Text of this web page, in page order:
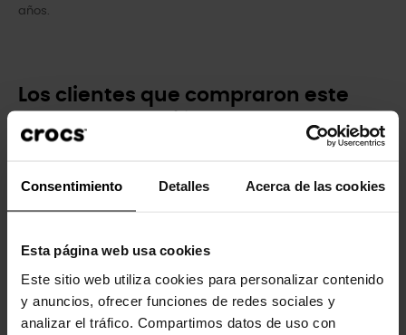
Consentimiento Detalles Acerca de las cookies
Esta página web usa cookies
Este sitio web utiliza cookies para personalizar contenido
y anuncios, ofrecer funciones de redes sociales y
analizar el tráfico. Compartimos datos de uso con
años.
Los clientes que compraron este
producto también han comprado:
Zuecos con plataforma de... Zuecos de mujer Caged W